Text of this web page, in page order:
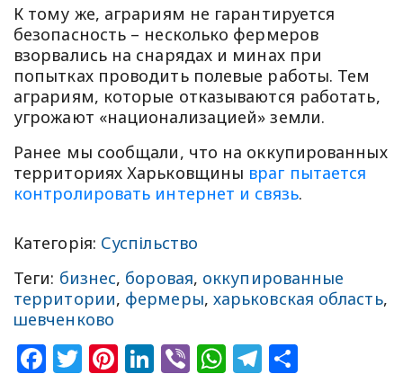
К тому же, аграриям не гарантируется
безопасность – несколько фермеров
взорвались на снарядах и минах при
попытках проводить полевые работы. Тем
аграриям, которые отказываются работать,
угрожают «национализацией» земли.
Ранее мы сообщали, что на оккупированных
территориях Харьковщины враг пытается
контролировать интернет и связь.
Категорія: Суспільство
Теги: бизнес, боровая, оккупированные
территории, фермеры, харьковская область,
шевченково
Facebook
Twitter
Pinterest
LinkedIn
ViberWhatsApp
Telegram